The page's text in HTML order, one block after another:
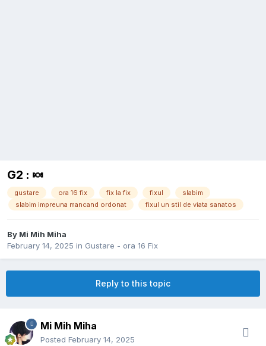
G2 : 🍬
gustare ora 16 fix fix la fix fixul
slabim
slabim impreuna mancand ordonat
fixul un stil de viata sanatos
By Mi Mih Miha
February 14, 2025 in Gustare - ora 16 Fix
Reply to this topic
Mi Mih Miha
Posted February 14, 2025